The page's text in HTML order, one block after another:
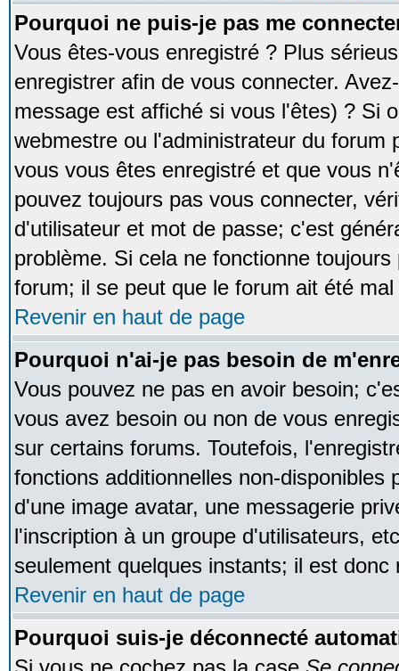
Pourquoi ne puis-je pas me
Vous êtes-vous enregistré ? Plus
enregistrer afin de vous connecter.
message est affiché si vous l'êtes) ? Si
webmestre ou l'administrateur du forum
vous vous êtes enregistré et que vous
pouvez toujours pas vous connecter,
d'utilisateur et mot de passe; c'est
problème. Si cela ne fonctionne
forum; il se peut que le forum ait été
Revenir en haut de page
Pourquoi n'ai-je pas besoin de
Vous pouvez ne pas en avoir besoin;
vous avez besoin ou non de vous
sur certains forums. Toutefois,
fonctions additionnelles non-disponibles
d'une image avatar, une messagerie
l'inscription à un groupe d'utilisateurs,
seulement quelques instants; il est
Revenir en haut de page
Pourquoi suis-je déconnecté